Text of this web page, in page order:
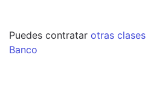
Puedes contratar otras clases
Banco